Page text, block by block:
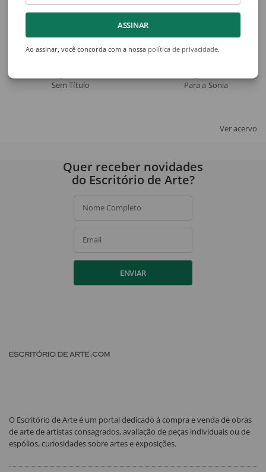
Sem Título
Para a Sonia
Ver acervo
ASSINAR
Ao assinar, você concorda com a nossa política de privacidade.
Quer receber novidades
do Escritório de Arte?
Nome Completo
Email
ENVIAR
O Escritório de Arte é um portal dedicado à compra e venda de obras
de arte de artistas consagrados, avaliação de peças individuais ou de
espólios, curiosidades sobre artes e exposições.